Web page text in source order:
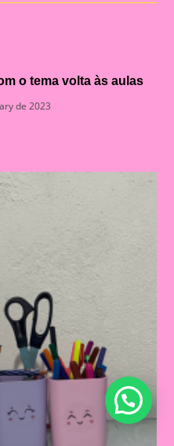
o tema volta às aulas
de 2023